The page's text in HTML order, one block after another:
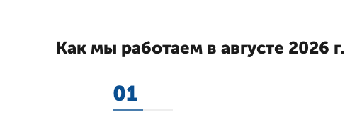
Как мы работаем в августе 2026 г.
01